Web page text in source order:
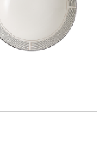
詳細を見る